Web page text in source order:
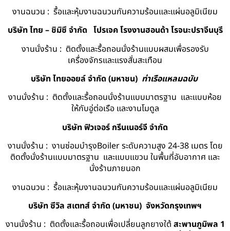
งานฉนวน : รื้อและหุ้มงานฉนวนกันความร้อนและแผ่นอลูมิเนียม
บริษัท ไทย – ชิมิซึ จำกัด โปรเจค โรงงานฮอนด้า โรจนะปราจีนบุรี
งานนั่งร้าน : ติดตั้งและรื้อถอนนั่งร้านแบบผสมเพื่อรองรับ
เครื่องจักรและแรงสั่นสะเทือน
บริษัท ไทยออยล์ จํากัด (มหาชน) ท่าเรือแหลมฉบับ
งานนั่งร้าน : ติดตั้งและรื้อถอนนั่งร้านแบบมาตรฐาน และแบบห้อย
ให้กับอู่ต่อเรือ และงานโมดูล
บริษัท ฟิวเจอร์ กรีนเนอร์จี จำกัด
งานนั่งร้าน : งานซ่อมบำรุงBoiler ระดับความสูง 24-38 เมตร โดย
ติดตั้งนั่งร้านแบบมาตรฐาน และแบบแขวน ในพื้นที่อับอากาศ และ
นั่งร้านภายนอก
งานฉนวน : รื้อและหุ้มงานฉนวนกันความร้อนและแผ่นอลูมิเนียม
บริษัท ซีวิล สเตทส์ จำกัด (มหาชน) จังหวัดกรุงเทพฯ
งานนั่งร้าน : ติดตั้งและรื้อถอนเพื่อเปลี่ยนลูกยางใต้ สะพานภูมิพล 1